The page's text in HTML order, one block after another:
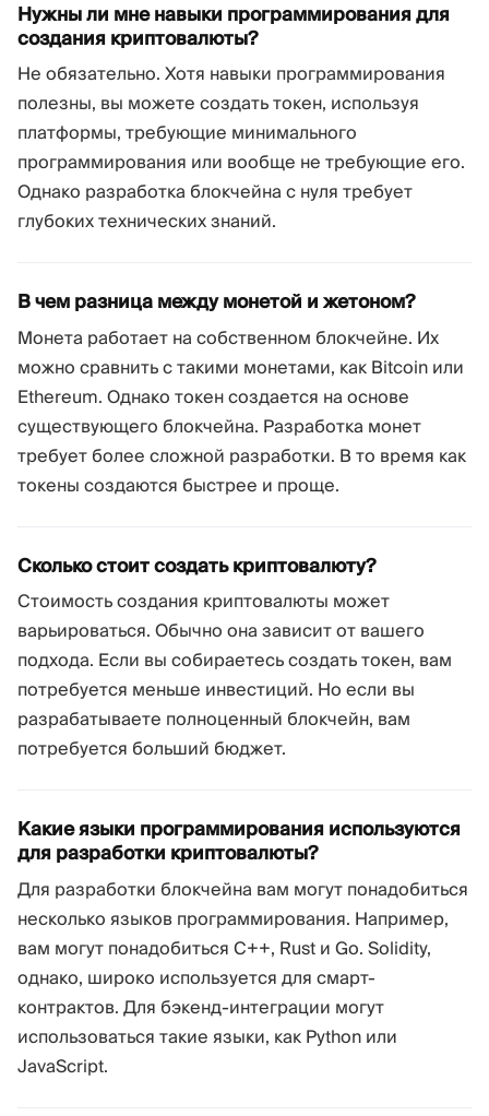
Нужны ли мне навыки программирования для
создания криптовалюты?
Не обязательно. Хотя навыки программирования
полезны, вы можете создать токен, используя
платформы, требующие минимального
программирования или вообще не требующие его.
Однако разработка блокчейна с нуля требует
глубоких технических знаний.
В чем разница между монетой и жетоном?
Монета работает на собственном блокчейне. Их
можно сравнить с такими монетами, как Bitcoin или
Ethereum. Однако токен создается на основе
существующего блокчейна. Разработка монет
требует более сложной разработки. В то время как
токены создаются быстрее и проще.
Сколько стоит создать криптовалюту?
Стоимость создания криптовалюты может
варьироваться. Обычно она зависит от вашего
подхода. Если вы собираетесь создать токен, вам
потребуется меньше инвестиций. Но если вы
разрабатываете полноценный блокчейн, вам
потребуется больший бюджет.
Какие языки программирования используются
для разработки криптовалюты?
Для разработки блокчейна вам могут понадобиться
несколько языков программирования. Например,
вам могут понадобиться C++, Rust и Go. Solidity,
однако, широко используется для смарт-
контрактов. Для бэкенд-интеграции могут
использоваться такие языки, как Python или
JavaScript.